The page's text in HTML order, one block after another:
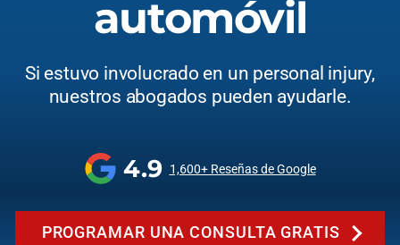
automóvil
Si estuvo involucrado en un personal injury,
nuestros abogados pueden ayudarle.
4.9 1,600+ Reseñas de Google
PROGRAMAR UNA CONSULTA GRATIS